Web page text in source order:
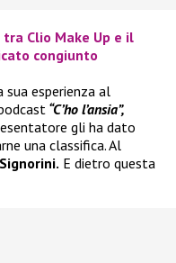
Clio Make Up e il
congiunto
esperienza al
“C’ho l’ansia”,
gli ha dato
una classifica. Al
E dietro questa